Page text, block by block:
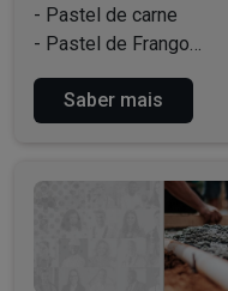
- Pastel de carne
- Pastel de Frango
- Pastel de bauru
- Pastel de pizza
- Pastel de carne seca
- Pastel de calabresa
- Pastel de chocolate
- Pastel de morango
Saber mais